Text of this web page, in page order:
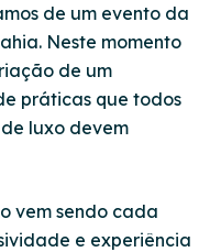
de um evento da
Neste momento
de um
práticas que todos
luxo devem
vem sendo cada
e experiência